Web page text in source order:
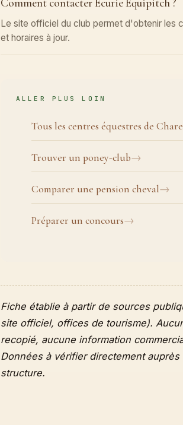
Comment contacter Écurie Equipitch ?
Le site officiel du club permet d'obtenir les
et horaires à jour.
ALLER PLUS LOIN
Tous les centres équestres de
Trouver un poney-club
Comparer une pension cheval
Préparer un concours
Fiche établie à partir de sources
site officiel, offices de tourisme).
recopié, aucune information
Données à vérifier directement auprès
structure.